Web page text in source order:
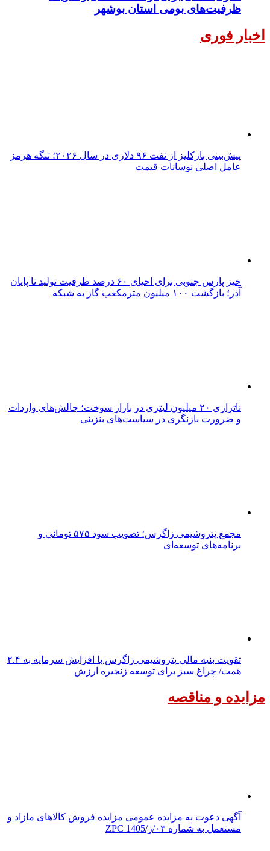
ظرفیت‌های بومی استان بوشهر
اخبار فوری
پیش‌بینی بارکلیز از نفت ۹۶ دلاری در سال ۲۰۲۶؛ تنگه هرمز
عامل اصلی نوسانات قیمت
خیز پارس جنوبی برای احیای ۶۰ درصد ظرفیت تولید تا پایان
آذر؛ بازگشت ۱۰۰ میلیون مترمکعب گاز به شبکه
ناترازی ۲۰ میلیون لیتری در بازار سوخت؛ چالش‌های واردات
و ضرورت بازنگری در سیاست‌های بنزینی
مجمع پتروشیمی زاگرس؛ تصویب سود ۵۷۵ تومانی و
برنامه‌های توسعه‌ای
تقویت بنیه مالی پتروشیمی زاگرس با افزایش سرمایه به ۲.۴
همت/ چراغ سبز برای توسعه زنجیره ارزش
مزایده و مناقصه
آگهی دعوت به مزایده عمومی مزایده فروش کالاهای مازاد و
مستعمل به شماره ۰۳/ز/ZPC 1405